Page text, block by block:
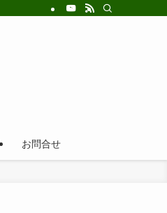
お問合せ